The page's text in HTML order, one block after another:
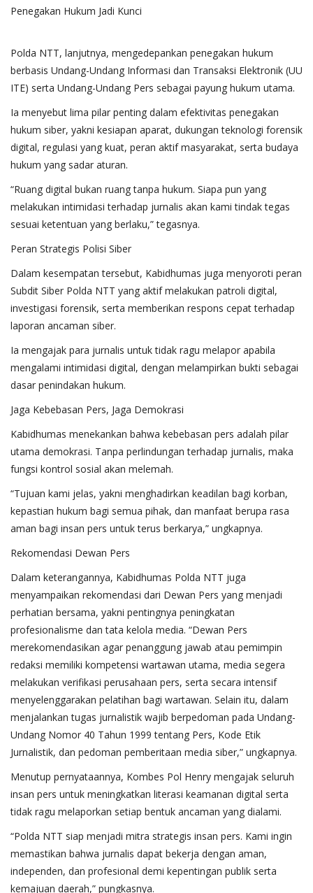
Penegakan Hukum Jadi Kunci
Polda NTT, lanjutnya, mengedepankan penegakan hukum
berbasis Undang-Undang Informasi dan Transaksi Elektronik (UU
ITE) serta Undang-Undang Pers sebagai payung hukum utama.
Ia menyebut lima pilar penting dalam efektivitas penegakan
hukum siber, yakni kesiapan aparat, dukungan teknologi forensik
digital, regulasi yang kuat, peran aktif masyarakat, serta budaya
hukum yang sadar aturan.
“Ruang digital bukan ruang tanpa hukum. Siapa pun yang
melakukan intimidasi terhadap jurnalis akan kami tindak tegas
sesuai ketentuan yang berlaku,” tegasnya.
Peran Strategis Polisi Siber
Dalam kesempatan tersebut, Kabidhumas juga menyoroti peran
Subdit Siber Polda NTT yang aktif melakukan patroli digital,
investigasi forensik, serta memberikan respons cepat terhadap
laporan ancaman siber.
Ia mengajak para jurnalis untuk tidak ragu melapor apabila
mengalami intimidasi digital, dengan melampirkan bukti sebagai
dasar penindakan hukum.
Jaga Kebebasan Pers, Jaga Demokrasi
Kabidhumas menekankan bahwa kebebasan pers adalah pilar
utama demokrasi. Tanpa perlindungan terhadap jurnalis, maka
fungsi kontrol sosial akan melemah.
“Tujuan kami jelas, yakni menghadirkan keadilan bagi korban,
kepastian hukum bagi semua pihak, dan manfaat berupa rasa
aman bagi insan pers untuk terus berkarya,” ungkapnya.
Rekomendasi Dewan Pers
Dalam keterangannya, Kabidhumas Polda NTT juga
menyampaikan rekomendasi dari Dewan Pers yang menjadi
perhatian bersama, yakni pentingnya peningkatan
profesionalisme dan tata kelola media. “Dewan Pers
merekomendasikan agar penanggung jawab atau pemimpin
redaksi memiliki kompetensi wartawan utama, media segera
melakukan verifikasi perusahaan pers, serta secara intensif
menyelenggarakan pelatihan bagi wartawan. Selain itu, dalam
menjalankan tugas jurnalistik wajib berpedoman pada Undang-
Undang Nomor 40 Tahun 1999 tentang Pers, Kode Etik
Jurnalistik, dan pedoman pemberitaan media siber,” ungkapnya.
Menutup pernyataannya, Kombes Pol Henry mengajak seluruh
insan pers untuk meningkatkan literasi keamanan digital serta
tidak ragu melaporkan setiap bentuk ancaman yang dialami.
“Polda NTT siap menjadi mitra strategis insan pers. Kami ingin
memastikan bahwa jurnalis dapat bekerja dengan aman,
independen, dan profesional demi kepentingan publik serta
kemajuan daerah,” pungkasnya.